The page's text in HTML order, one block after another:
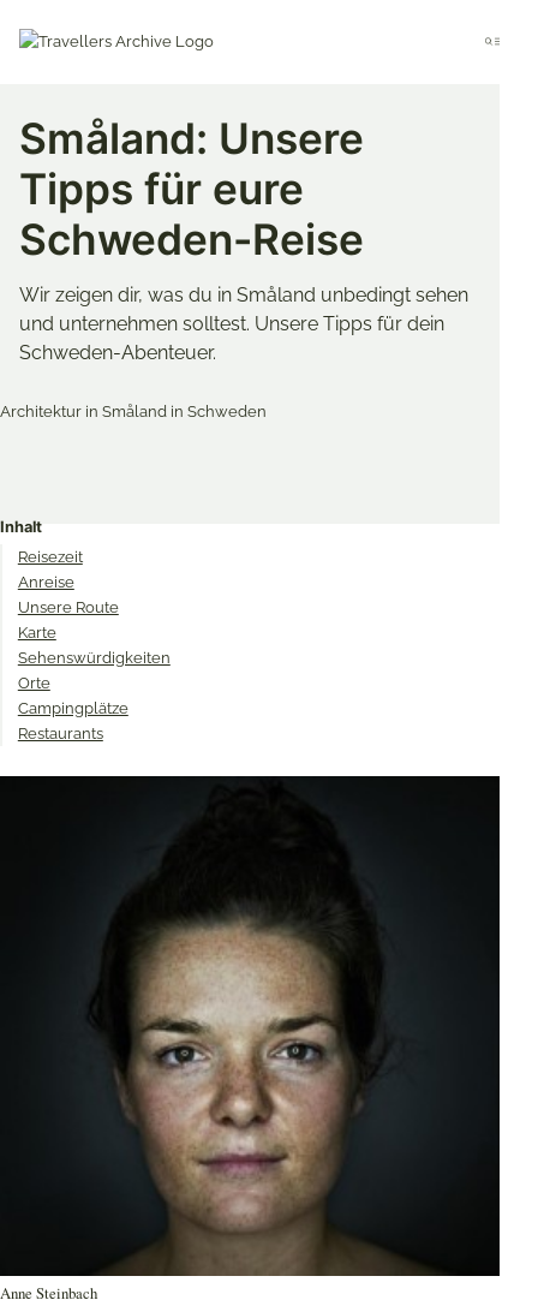
Menu
Småland: Unsere
Tipps für eure
Schweden-Reise
Wir zeigen dir, was du in Småland unbedingt sehen
und unternehmen solltest. Unsere Tipps für dein
Schweden-Abenteuer.
Twitter
Inhalt
Reisezeit
Anreise
Unsere Route
Karte
Sehenswürdigkeiten
Orte
Campingplätze
Restaurants
Anne Steinbach